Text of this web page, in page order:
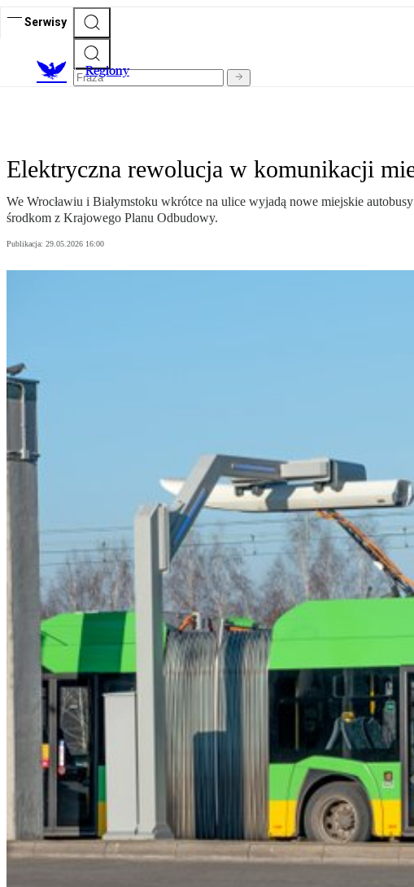
Serwisy
Regiony
Elektryczna rewolucja w komunikacji
We Wrocławiu i Białymstoku wkrótce na ulice wyjadą nowe miejskie
środkom z Krajowego Planu Odbudowy.
Publikacja: 29.05.2026 16:00